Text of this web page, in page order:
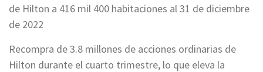
de Hilton a 416 mil 400 habitaciones al 31 de diciembre
de 2022
Recompra de 3.8 millones de acciones ordinarias de
Hilton durante el cuarto trimestre, lo que eleva la